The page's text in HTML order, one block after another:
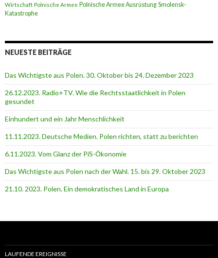
Wirtschaft Polnische Armee Polnische Armee Ausrüstung Smolensk-
Katastrophe
NEUESTE BEITRÄGE
Das Wichtigste aus Polen. 30. Oktober bis 24. Dezember 2023
26.12.2023. Radio+TV. Wie die Rechtsstaatlichkeit in Polen
gesundet
Einhundert und ein Jahr Menschlichkeit
11.11.2023. Deutsche Medien. Polen richten, statt zu berichten
6.11.2023. Vom Glanz der PiS-Ӧkonomie
Das Wichtigste aus Polen nach der Wahl. 15. bis 29. Oktober 2023
21.10. 2023. Polen. Ein demokratisches Land in Europa
LAUFENDE EREIGNISSE